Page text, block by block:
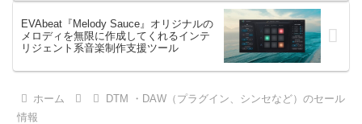
EVAbeat『Melody Sauce』オリジナルの
メロディを無限に作成してくれるインテ
リジェント系音楽制作支援ツール
ホーム
DTM ・DAW（プラグイン、シンセなど）のセール
情報